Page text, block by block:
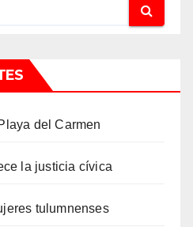
del Carmen
la justicia cívica
tulumnenses